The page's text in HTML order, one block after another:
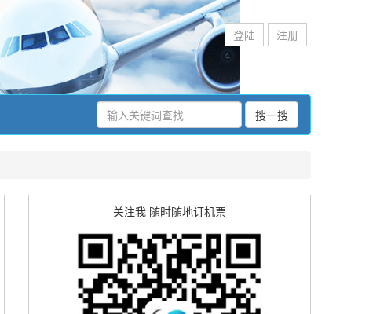
登陆 注册
搜一搜
关注我 随时随地订机票